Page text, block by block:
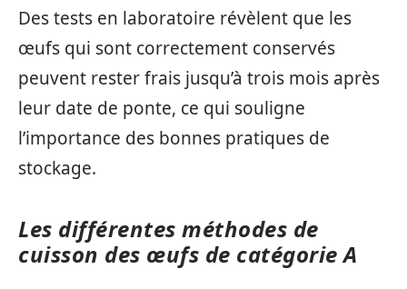
Des tests en laboratoire révèlent que les
œufs qui sont correctement conservés
peuvent rester frais jusqu’à trois mois après
leur date de ponte, ce qui souligne
l’importance des bonnes pratiques de
stockage.
Les différentes méthodes de
cuisson des œufs de catégorie A